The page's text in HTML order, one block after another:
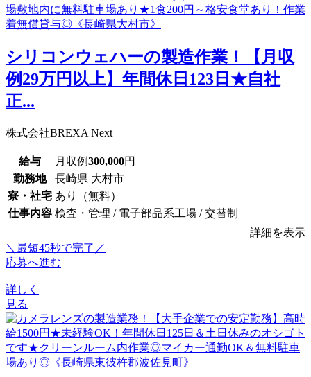
シリコンウェハーの製造作業！【月収
例29万円以上】年間休日123日★自社
正...
株式会社BREXA Next
給与 月収例300,000円
勤務地
長崎県 大村市
寮・社宅 あり（無料）
仕事内容 検査・管理 / 電子部品系工場 / 交替制
詳細を表示
＼最短45秒で完了／
応募へ進む
詳しく
見る